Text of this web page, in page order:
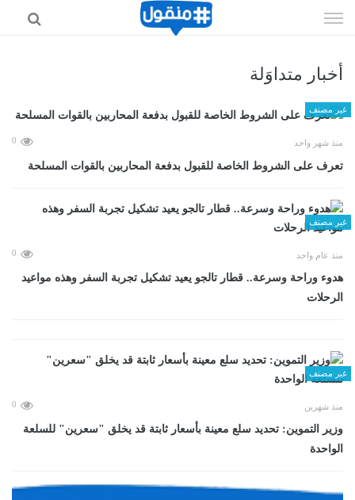
الى
أخبار متداوَلة
غير مصنف
منذ شهر واحد 0
تعرف على الشروط الخاصة للقبول بدفعة المحاربين بالقوات المسلحة
غير مصنف
منذ عام واحد 0
هدوء وراحة وسرعة.. قطار تالجو يعيد تشكيل تجربة السفر وهذه مواعيد
الرحلات
غير مصنف
منذ شهرين 0
وزير التموين: تحديد سلع معينة بأسعار ثابتة قد يخلق "سعرين" للسلعة
الواحدة